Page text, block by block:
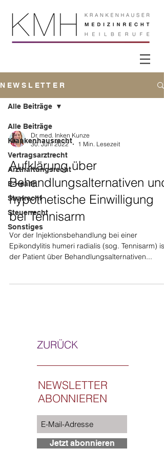
N E W S L E T T E R
Alle Beiträge
Krankenhausrecht
Vertragsarztrecht
Arzthaftungsrecht
E-Health
Strafrecht
Steuerrecht
Sonstiges
Alle Beiträge
Dr. med. Inken Kunze
30. Juni 2022
1 Min. Lesezeit
Aufklärung über
Behandlungsalternativen und
hypothetische Einwilligung
bei Tennisarm
Vor der Injektionsbehandlung bei einer
Epikondylitis humeri radialis (sog. Tennisarm) ist
der Patient über Behandlungsalternativen...
ZURÜCK
NEWSLETTER
ABONNIEREN
Jetzt abonnieren